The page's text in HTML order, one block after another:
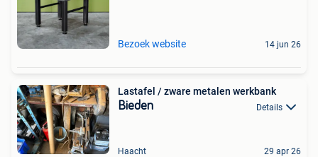
Bezoek website 14 jun 26
Lastafel / zware metalen werkbank
Bieden Details
Haacht 29 apr 26